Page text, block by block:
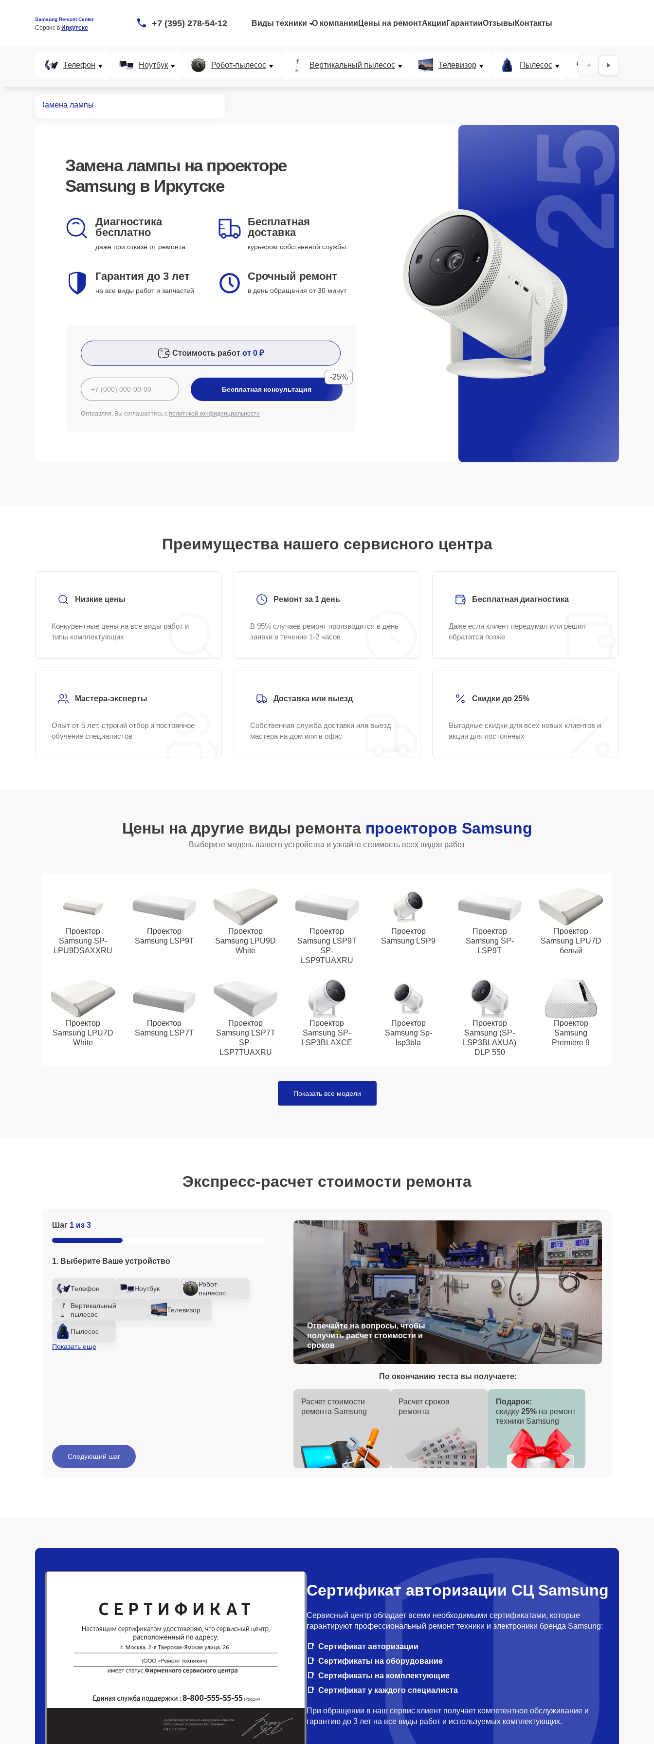
Samsung Remont Center
Сервис в Иркутске +7 (395) 278-54-12 Виды техники О компании Цены на ремонтАкции ГарантииОтзывы Контакты
Телефон Ноутбук Робот-пылесос Вертикальный пылесос Телевизор Пылесос Проектор
Замена лампы
Замена лампы на проекторе
Samsung в Иркутске
Диагностика
бесплатно
даже при отказе от ремонта
Бесплатная
доставка
курьером собственной службы
Гарантия до 3 лет
на все виды работ и запчастей
Срочный ремонт
в день обращения от 30 минут
Стоимость работ от 0 ₽
Бесплатная консультация
-25%
Отправляя, Вы соглашаетесь с политикой конфиденциальности
25%
Преимущества нашего сервисного центра
Низкие цены
Конкурентные цены на все виды работ и
типы комплектующих
Ремонт за 1 день
В 95% случаев ремонт производится в день
заявки в течение 1-2 часов
Бесплатная диагностика
Даже если клиент передумал или решил
обратится позже
Мастера-эксперты
Опыт от 5 лет, строгий отбор и постоянное
обучение специалистов
Доставка или выезд
Собственная служба доставки или выезд
мастера на дом или в офис
Скидки до 25%
Выгодные скидки для всех новых клиентов и
акции для постоянных
Цены на другие виды ремонта проекторов Samsung
Выберите модель вашего устройства и узнайте стоимость всех видов работ
Проектор
Samsung SP-
LPU9DSAXXRU
Проектор
Samsung LSP9T
Проектор
Samsung LPU9D
White
Проектор
Samsung LSP9T
SP-
LSP9TUAXRU
Проектор
Samsung LSP9
Проектор
Samsung SP-
LSP9T
Проектор
Samsung LPU7D
белый
Проектор
Samsung LPU7D
White
Проектор
Samsung LSP7T
Проектор
Samsung LSP7T
SP-
LSP7TUAXRU
Проектор
Samsung SP-
LSP3BLAXCE
Проектор
Samsung Sp-
lsp3bla
Проектор
Samsung (SP-
LSP3BLAXUA)
DLP 550
Проектор
Samsung
Premiere 9
Показать все модели
Экспресс-расчет стоимости ремонта
Шаг 1 из 3
1. Выберите Ваше устройство
Телефон Ноутбук
Робот-
пылесос
Вертикальный
пылесос
Телевизор
Пылесос
Показать еще
Отвечайте на вопросы, чтобы
получить расчет стоимости и
сроков
Следующий шаг
По окончанию теста вы получаете:
Расчет стоимости
ремонта Samsung
Расчет сроков
ремонта
Подарок:
скидку 25% на ремонт
техники Samsung
Сертификат авторизации СЦ Samsung
Сервисный центр обладает всеми необходимыми сертификатами, которые
гарантируют профессиональный ремонт техники и электроники бренда Samsung:
Сертификат авторизации
Сертификаты на оборудование
Сертификаты на комплектующие
Сертификат у каждого специалиста
При обращении в наш сервис клиент получает компетентное обслуживание и
гарантию до 3 лет на все виды работ и используемых комплектующих.